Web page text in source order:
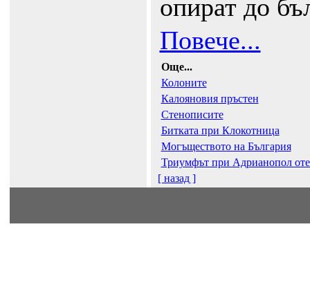
опират до
Повече...
Още...
Колоните
Калояновия пръстен
Стенописите
Битката при Клокотница
Могъществото на България
Триумфът при Адрианопол
[ назад ]